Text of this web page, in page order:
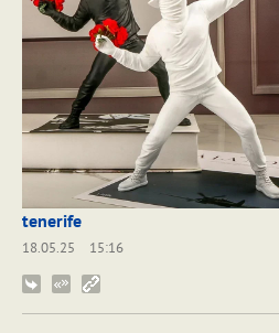
tenerife
18.05.25
15:16